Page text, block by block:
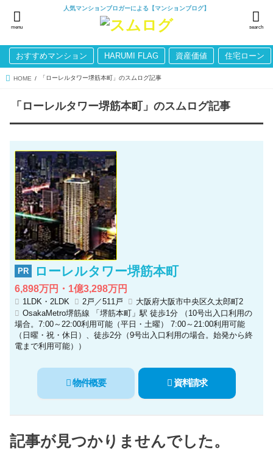
人気マンションブロガーによる【マンションブログ】
search
menu
おすすめマンション HARUMI FLAG 資産価値 住宅ローン
HOME 「ローレルタワー堺筋本町」のスムログ記事
「ローレルタワー堺筋本町」のスムログ記事
ローレルタワー堺筋本町
6,898万円・1億3,298万円
1LDK・2LDK 2戸／511戸
大阪府大阪市中央区久太郎町2
OsakaMetro堺筋線 「堺筋本町」駅 徒歩1分 （10号出入口利用の
場合。7:00～22:00利用可能（平日・土曜） 7:00～21:00利用可能
（日曜・祝・休日）、徒歩2分（9号出入口利用の場合。始発から終
電まで利用可能））
物件概要 資料請求
記事が見つかりませんでした。